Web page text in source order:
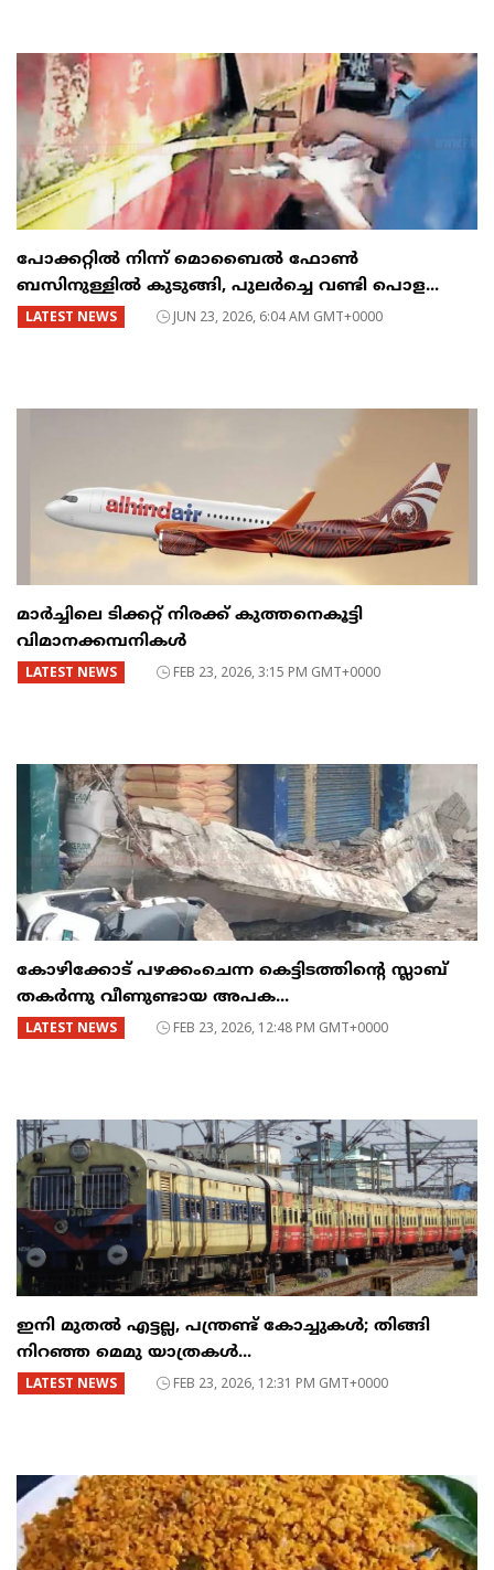
പോക്കറ്റിൽ നിന്ന് മൊബൈൽ ഫോൺ
ബസിനുള്ളിൽ കുടുങ്ങി, പുലർച്ചെ വണ്ടി പൊള...
LATEST NEWS JUN 23, 2026, 6:04 AM GMT+0000
മാർച്ചിലെ ടിക്കറ്റ് നിരക്ക് കുത്തനെകൂട്ടി
വിമാനക്കമ്പനികൾ
LATEST NEWS FEB 23, 2026, 3:15 PM GMT+0000
കോഴിക്കോട് പഴക്കംചെന്ന കെട്ടിടത്തിന്റെ സ്ലാബ്
തകർന്നു വീണുണ്ടായ അപക...
LATEST NEWS FEB 23, 2026, 12:48 PM GMT+0000
ഇനി മുതൽ എട്ടല്ല, പന്ത്രണ്ട് കോച്ചുകള്‍; തിങ്ങി
നിറഞ്ഞ മെമു യാത്രകൾ...
LATEST NEWS FEB 23, 2026, 12:31 PM GMT+0000